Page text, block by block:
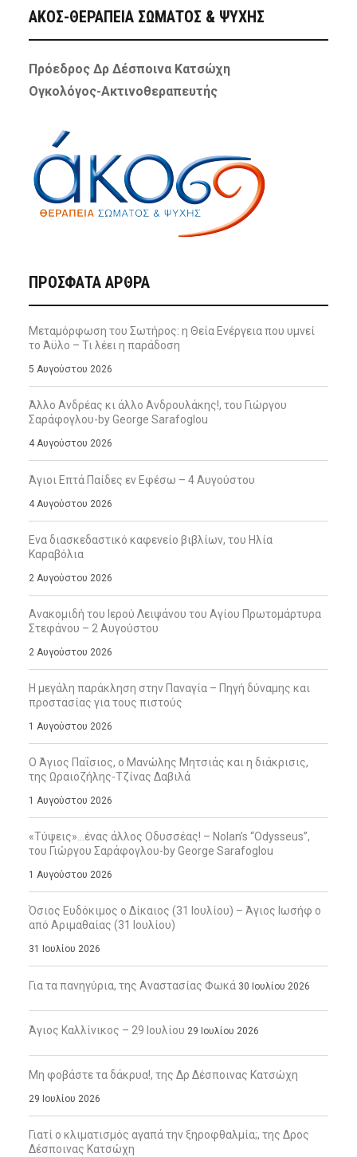
ΑΚΟΣ-ΘΕΡΑΠΕΙΑ ΣΩΜΑΤΟΣ & ΨΥΧΗΣ
Πρόεδρος Δρ Δέσποινα Κατσώχη
Ογκολόγος-Ακτινοθεραπευτής
ΠΡΌΣΦΑΤΑ ΆΡΘΡΑ
Μεταμόρφωση του Σωτήρος: η Θεία Ενέργεια που υμνεί
το Άϋλο – Τι λέει η παράδοση
5 Αυγούστου 2026
Άλλο Ανδρέας κι άλλο Ανδρουλάκης!, του Γιώργου
Σαράφογλου-by George Sarafoglou
4 Αυγούστου 2026
Άγιοι Επτά Παίδες εν Εφέσω – 4 Αυγούστου
4 Αυγούστου 2026
Ενα διασκεδαστικό καφενείο βιβλίων, του Ηλία
Καραβόλια
2 Αυγούστου 2026
Ανακομιδή του Ιερού Λειψάνου του Αγίου Πρωτομάρτυρα
Στεφάνου – 2 Αυγούστου
2 Αυγούστου 2026
Η μεγάλη παράκληση στην Παναγία – Πηγή δύναμης και
προστασίας για τους πιστούς
1 Αυγούστου 2026
Ο Άγιος Παΐσιος, ο Μανώλης Μητσιάς και η διάκρισις,
της Ωραιοζήλης-Τζίνας Δαβιλά
1 Αυγούστου 2026
«Τύψεις»…ένας άλλος Οδυσσέας! – Nolan’s “Odysseus”,
του Γιώργου Σαράφογλου-by George Sarafoglou
1 Αυγούστου 2026
Όσιος Ευδόκιμος ο Δίκαιος (31 Ιουλίου) – Άγιος Ιωσήφ ο
από Αριμαθαίας (31 Ιουλίου)
31 Ιουλίου 2026
Για τα πανηγύρια, της Αναστασίας Φωκά 30 Ιουλίου 2026
Άγιος Καλλίνικος – 29 Ιουλίου 29 Ιουλίου 2026
Μη φοβάστε τα δάκρυα!, της Δρ Δέσποινας Κατσώχη
29 Ιουλίου 2026
Γιατί ο κλιματισμός αγαπά την ξηροφθαλμία;, της Δρος
Δέσποινας Κατσώχη